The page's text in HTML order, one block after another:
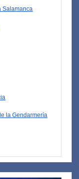
Salamanca
la Gendarmería